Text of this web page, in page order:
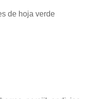
de hoja verde